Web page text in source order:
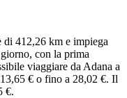
412,26 km e impiega
con la prima
viaggiare da Adana a
€ o fino a 28,02 €. Il
€.